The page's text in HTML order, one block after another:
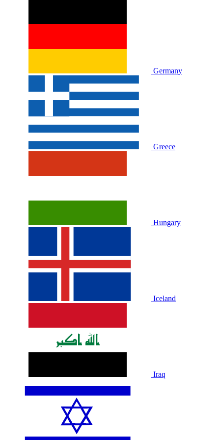
Germany
Greece
Hungary
Iceland
Iraq